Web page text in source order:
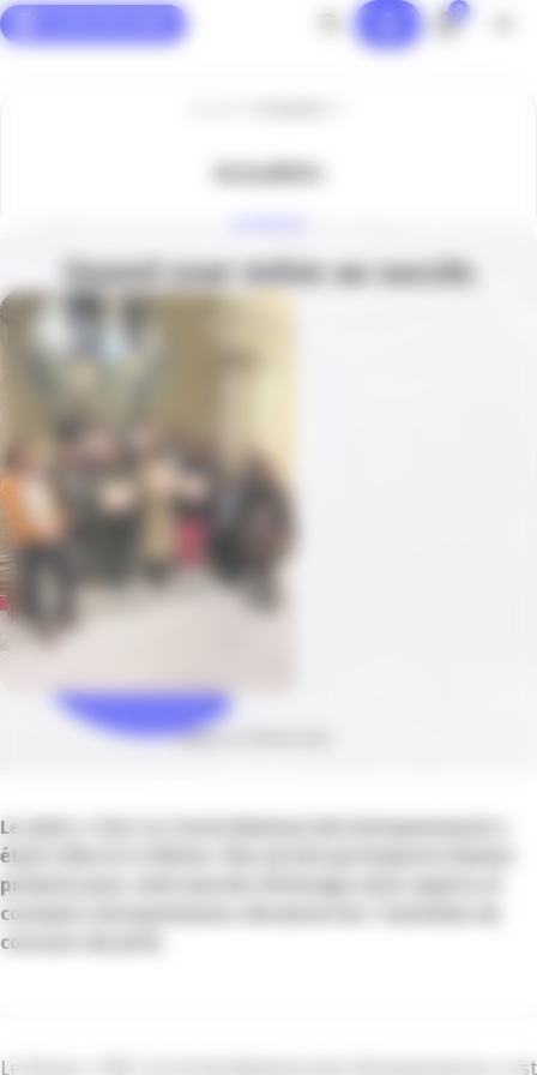
0
Actualités
Quand oser mène au succès
Publié le 19 février 2024
Le salon « Ose ! Le Cercle Business des Entrepreneures »
était à Nice le 13 février. Plus de 300 participants étaient
présents pour cette journée d’échange entre experts et
consœurs entrepreneures. Découvrez les 7 lauréates du
concours de pitch.
Le Forum « OSE ! Le Cercle Business des Entrepreneures » est
Panneau de gestion des cookies